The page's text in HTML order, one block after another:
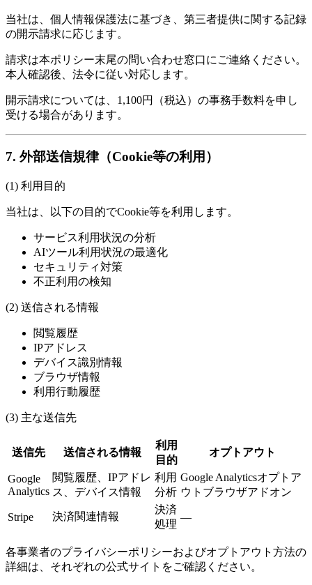
当社は、個人情報保護法に基づき、第三者提供に関する記録
の開示請求に応じます。
請求は本ポリシー末尾の問い合わせ窓口にご連絡ください。
本人確認後、法令に従い対応します。
開示請求については、1,100円（税込）の事務手数料を申し
受ける場合があります。
7. 外部送信規律（Cookie等の利用）
(1) 利用目的
当社は、以下の目的でCookie等を利用します。
サービス利用状況の分析
AIツール利用状況の最適化
セキュリティ対策
不正利用の検知
(2) 送信される情報
閲覧履歴
IPアドレス
デバイス識別情報
ブラウザ情報
利用行動履歴
(3) 主な送信先
送信先 送信される情報
利用
目的
オプトアウト
Google
Analytics
閲覧履歴、IPアドレ
ス、デバイス情報
利用
分析
Google Analyticsオプトア
ウトブラウザアドオン
Stripe 決済関連情報
決済
処理
―
各事業者のプライバシーポリシーおよびオプトアウト方法の
詳細は、それぞれの公式サイトをご確認ください。